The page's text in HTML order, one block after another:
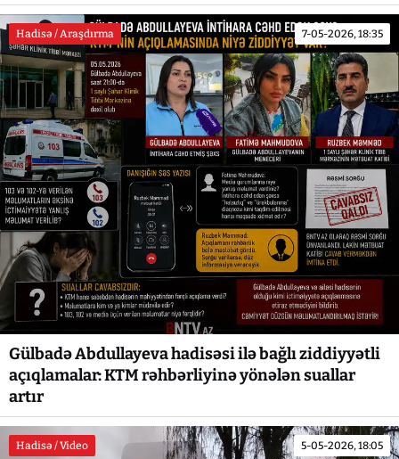
Hadisə / Araşdırma 7-05-2026, 18:35
Gülbadə Abdullayeva hadisəsi ilə bağlı ziddiyyətli
açıqlamalar: KTM rəhbərliyinə yönələn suallar
artır
Hadisə / Video 5-05-2026, 18:05